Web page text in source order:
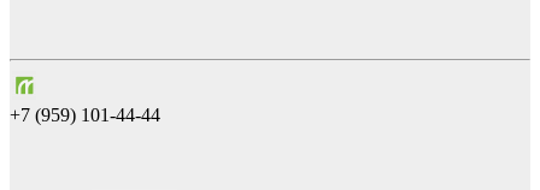
+7 (959) 101-44-44